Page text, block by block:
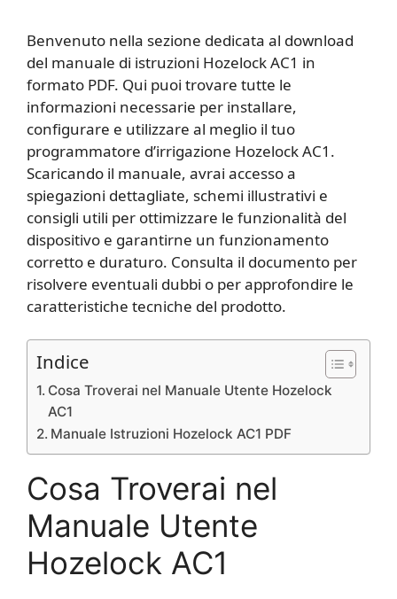
Benvenuto nella sezione dedicata al download
del manuale di istruzioni Hozelock AC1 in
formato PDF. Qui puoi trovare tutte le
informazioni necessarie per installare,
configurare e utilizzare al meglio il tuo
programmatore d’irrigazione Hozelock AC1.
Scaricando il manuale, avrai accesso a
spiegazioni dettagliate, schemi illustrativi e
consigli utili per ottimizzare le funzionalità del
dispositivo e garantirne un funzionamento
corretto e duraturo. Consulta il documento per
risolvere eventuali dubbi o per approfondire le
caratteristiche tecniche del prodotto.
Indice
Cosa Troverai nel Manuale Utente Hozelock
AC1
Manuale Istruzioni Hozelock AC1 PDF
Cosa Troverai nel
Manuale Utente
Hozelock AC1